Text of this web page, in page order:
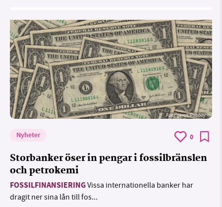
Foto:geralt/Pixabay
Nyheter 0
Storbanker öser in pengar i fossilbränslen
och petrokemi
FOSSILFINANSIERINGVissa internationella banker har
dragit ner sina lån till fos...